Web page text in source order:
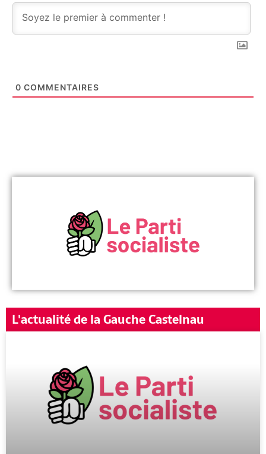
0 COMMENTAIRES
L'actualité de la Gauche Castelnau